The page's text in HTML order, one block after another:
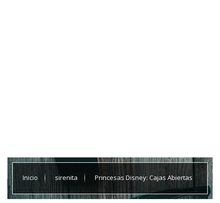
Inicio sirenita Princesas Disney: Cajas Abiertas